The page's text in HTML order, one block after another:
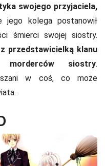
swojego przyjaciela,
jego kolega postanowił
śmierci swojej siostry.
przedstawicielką klanu
morderców siostry.
w coś, co może